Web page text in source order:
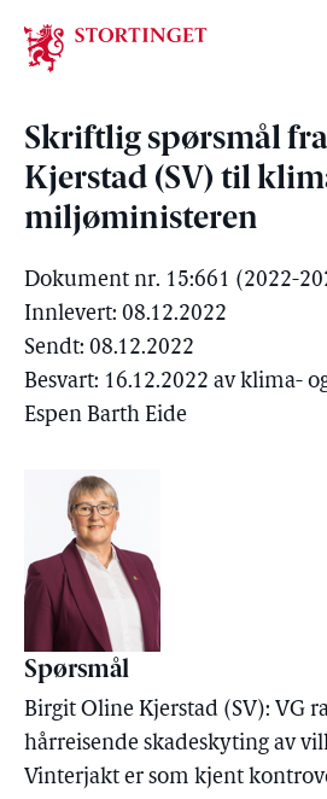
Stortinget.no
Skriftlig spørsmål
Kjerstad (SV) til
miljøministeren
Dokument nr. 15:661 (2022-
Innlevert: 08.12.2022
Sendt: 08.12.2022
Besvart: 16.12.2022 av klima-
Espen Barth Eide
Spørsmål
Birgit Oline Kjerstad (SV): VG
hårreisende skadeskyting av
Vinterjakt er som kjent